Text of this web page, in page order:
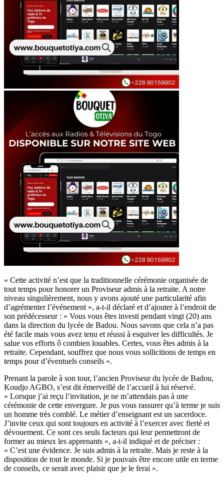
« Cette activité n’est que la traditionnelle cérémonie organisée de
tout temps pour honorer un Proviseur admis à la retraite. A notre
niveau singulièrement, nous y avons ajouté une particularité afin
d’agrémenter l’événement », a-t-il déclaré et d’ajouter à l’endroit de
son prédécesseur : « Vous vous êtes investi pendant vingt (20) ans
dans la direction du lycée de Badou. Nous savons que cela n’a pas
été facile mais vous avez tenu et réussi à esquiver les difficultés. Je
salue vos efforts ô combien louables. Certes, vous êtes admis à la
retraite. Cependant, souffrez que nous vous sollicitions de temps en
temps pour d’éventuels conseils ».
Prenant la parole à son tour, l’ancien Proviseur du lycée de Badou,
Koudjo AGBO, s’est dit émerveillé de l’accueil à lui réservé.
« Lorsque j’ai reçu l’invitation, je ne m’attendais pas à une
cérémonie de cette envergure. Je pus vous rassurer qu’à terme je suis
un homme très comblé. Le métier d’enseignant est un sacerdoce.
J’invite ceux qui sont toujours en activité à l’exercer avec fierté et
dévouement. Ce sont ces seuls facteurs qui leur permettront de
former au mieux les apprenants », a-t-il indiqué et de préciser :
« C’est une évidence. Je suis admis à la retraite. Mais je reste à la
disposition de tout le monde. Si je pouvais être encore utile en terme
de conseils, ce serait avec plaisir que je le ferai ».